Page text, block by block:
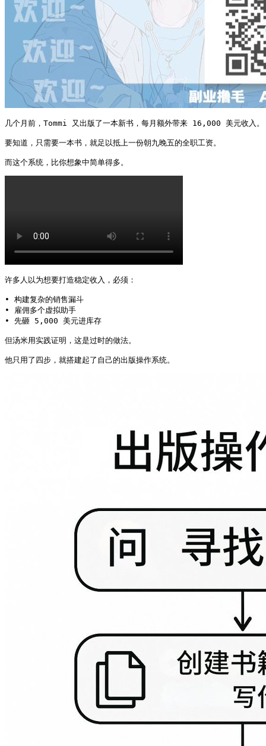
几个月前，Tommi 又出版了一本新书，每月额外带来 16,000 美元收入。
要知道，只需要一本书，就足以抵上一份朝九晚五的全职工资。
而这个系统，比你想象中简单得多。
许多人以为想要打造稳定收入，必须：
• 构建复杂的销售漏斗
• 雇佣多个虚拟助手
• 先砸 5,000 美元进库存
但汤米用实践证明，这是过时的做法。
他只用了四步，就搭建起了自己的出版操作系统。